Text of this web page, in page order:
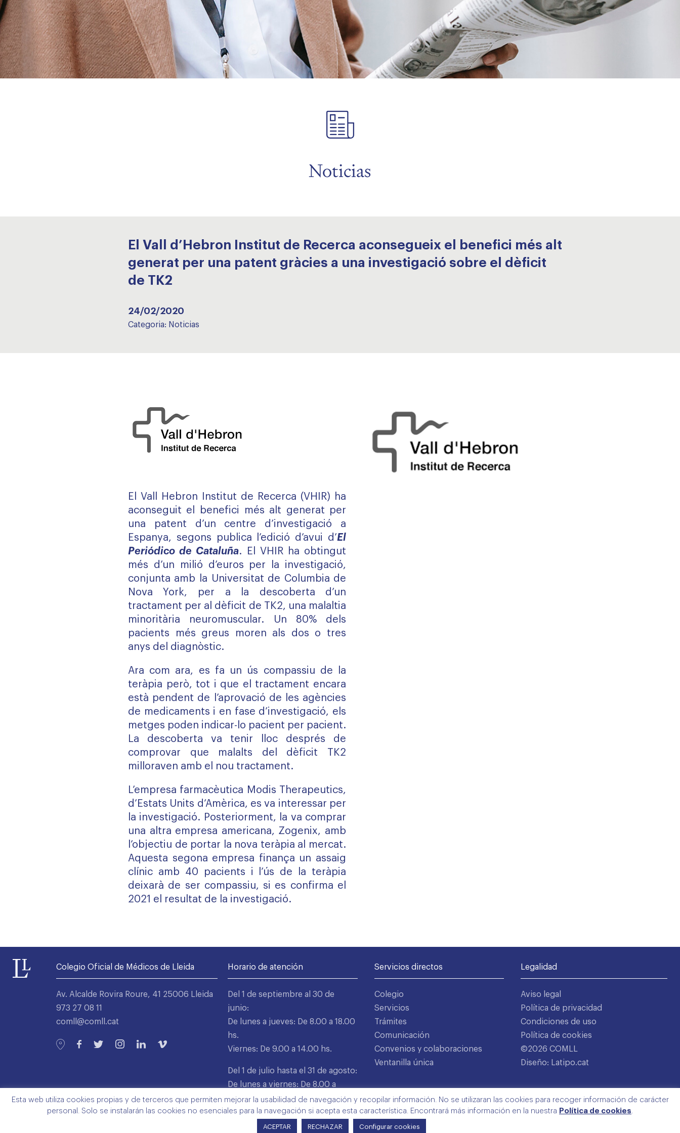
Noticias
El Vall d’Hebron Institut de Recerca aconsegueix el benefici més alt
generat per una patent gràcies a una investigació sobre el dèficit
de TK2
24/02/2020
Categoria: Noticias
El Vall Hebron Institut de Recerca (VHIR) ha
aconseguit el benefici més alt generat per
una patent d’un centre d’investigació a
Espanya, segons publica l’edició d’avui d’El
Periódico de Cataluña. El VHIR ha obtingut
més d’un milió d’euros per la investigació,
conjunta amb la Universitat de Columbia de
Nova York, per a la descoberta d’un
tractament per al dèficit de TK2, una malaltia
minoritària neuromuscular. Un 80% dels
pacients més greus moren als dos o tres
anys del diagnòstic.
Ara com ara, es fa un ús compassiu de la
teràpia però, tot i que el tractament encara
està pendent de l’aprovació de les agències
de medicaments i en fase d’investigació, els
metges poden indicar-lo pacient per pacient.
La descoberta va tenir lloc després de
comprovar que malalts del dèficit TK2
milloraven amb el nou tractament.
L’empresa farmacèutica Modis Therapeutics,
d’Estats Units d’Amèrica, es va interessar per
la investigació. Posteriorment, la va comprar
una altra empresa americana, Zogenix, amb
l’objectiu de portar la nova teràpia al mercat.
Aquesta segona empresa finança un assaig
clínic amb 40 pacients i l’ús de la teràpia
deixarà de ser compassiu, si es confirma el
2021 el resultat de la investigació.
Colegio Oficial de Médicos de Lleida
Av. Alcalde Rovira Roure, 41 25006 Lleida
973 27 08 11
comll@comll.cat
Horario de atención
Del 1 de septiembre al 30 de
junio:
De lunes a jueves: De 8.00 a 18.00
hs.
Viernes: De 9.00 a 14.00 hs.
Del 1 de julio hasta el 31 de agosto:
De lunes a viernes: De 8.00 a
15.00 hs.
Servicios directos
Colegio
Servicios
Trámites
Comunicación
Convenios y colaboraciones
Ventanilla única
Legalidad
Aviso legal
Política de privacidad
Condiciones de uso
Política de cookies
©2026 COMLL
Diseño: Latipo.cat
Esta web utiliza cookies propias y de terceros que permiten mejorar la usabilidad de navegación y recopilar información. No se utilizaran las cookies para recoger información de carácter
personal. Solo se instalarán las cookies no esenciales para la navegación si acepta esta característica. Encontrará más información en la nuestra Política de cookies.
ACEPTAR RECHAZAR Configurar cookies